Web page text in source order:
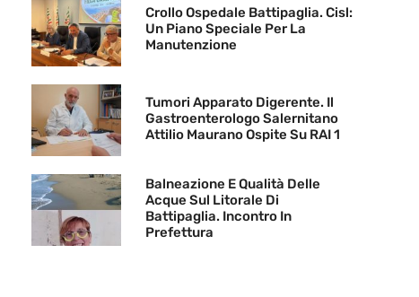
Crollo Ospedale Battipaglia. Cisl:
Un Piano Speciale Per La
Manutenzione
Tumori Apparato Digerente. Il
Gastroenterologo Salernitano
Attilio Maurano Ospite Su RAI 1
Balneazione E Qualità Delle
Acque Sul Litorale Di
Battipaglia. Incontro In
Prefettura